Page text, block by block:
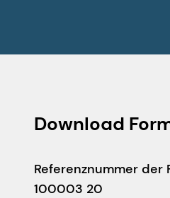
Download
Referenznummer der
100003 20